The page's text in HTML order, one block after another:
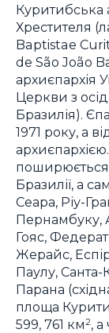
Куритибська
Хрестителя
Baptistae
de São João
архиєпархія
Церкви з
Бразилія).
1971 року, а
поширюється
Бразилії, а
Сеара, Ріу-
Пернамбуку,
Гояс,
Жерайс‎,
Паулу, Санта-
Парана
площа
599, 761 км2,